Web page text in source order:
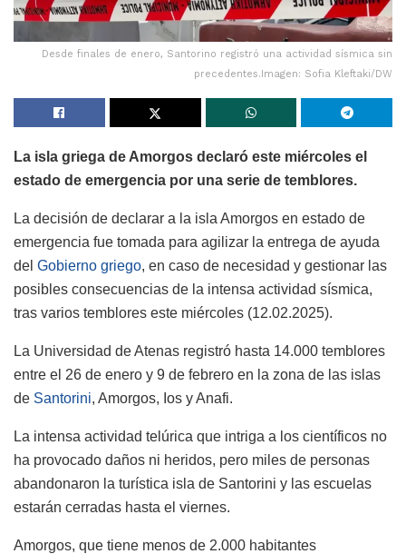
Desde finales de enero, Santorino registró una actividad sísmica sin
precedentes.Imagen: Sofia Kleftaki/DW
La isla griega de Amorgos declaró este miércoles el
estado de emergencia por una serie de temblores.
La decisión de declarar a la isla Amorgos en estado de
emergencia fue tomada para agilizar la entrega de ayuda
del Gobierno griego, en caso de necesidad y gestionar las
posibles consecuencias de la intensa actividad sísmica,
tras varios temblores este miércoles (12.02.2025).
La Universidad de Atenas registró hasta 14.000 temblores
entre el 26 de enero y 9 de febrero en la zona de las islas
de Santorini, Amorgos, Ios y Anafi.
La intensa actividad telúrica que intriga a los científicos no
ha provocado daños ni heridos, pero miles de personas
abandonaron la turística isla de Santorini y las escuelas
estarán cerradas hasta el viernes.
Amorgos, que tiene menos de 2.000 habitantes